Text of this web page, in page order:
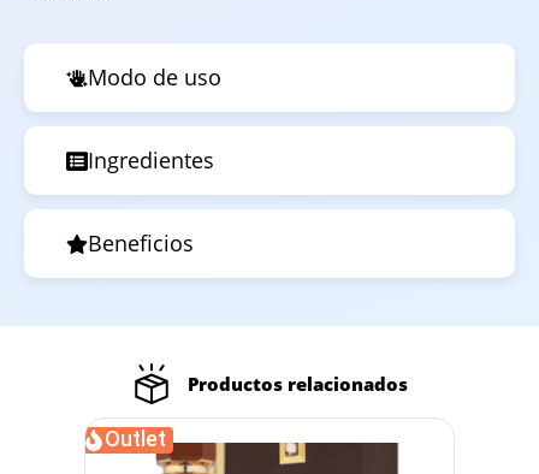
Modo de uso
Ingredientes
Beneficios
Productos relacionados
Outlet